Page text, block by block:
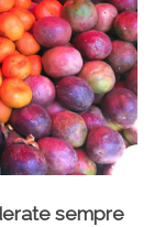
sempre